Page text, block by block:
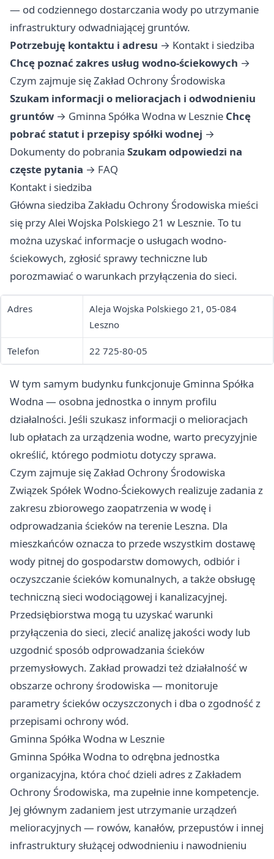
— od codziennego dostarczania wody po utrzymanie
infrastruktury odwadniającej gruntów.
Potrzebuję kontaktu i adresu → Kontakt i siedziba
Chcę poznać zakres usług wodno-ściekowych →
Czym zajmuje się Zakład Ochrony Środowiska
Szukam informacji o melioracjach i odwodnieniu
gruntów → Gminna Spółka Wodna w Lesznie Chcę
pobrać statut i przepisy spółki wodnej →
Dokumenty do pobrania Szukam odpowiedzi na
częste pytania → FAQ
Kontakt i siedziba
Główna siedziba Zakładu Ochrony Środowiska mieści
się przy Alei Wojska Polskiego 21 w Lesznie. To tu
można uzyskać informacje o usługach wodno-
ściekowych, zgłosić sprawy techniczne lub
porozmawiać o warunkach przyłączenia do sieci.
Adres
Aleja Wojska Polskiego 21, 05-084
Leszno
Telefon 22 725-80-05
W tym samym budynku funkcjonuje Gminna Spółka
Wodna — osobna jednostka o innym profilu
działalności. Jeśli szukasz informacji o melioracjach
lub opłatach za urządzenia wodne, warto precyzyjnie
określić, którego podmiotu dotyczy sprawa.
Czym zajmuje się Zakład Ochrony Środowiska
Związek Spółek Wodno-Ściekowych realizuje zadania z
zakresu zbiorowego zaopatrzenia w wodę i
odprowadzania ścieków na terenie Leszna. Dla
mieszkańców oznacza to przede wszystkim dostawę
wody pitnej do gospodarstw domowych, odbiór i
oczyszczanie ścieków komunalnych, a także obsługę
techniczną sieci wodociągowej i kanalizacyjnej.
Przedsiębiorstwa mogą tu uzyskać warunki
przyłączenia do sieci, zlecić analizę jakości wody lub
uzgodnić sposób odprowadzania ścieków
przemysłowych. Zakład prowadzi też działalność w
obszarze ochrony środowiska — monitoruje
parametry ścieków oczyszczonych i dba o zgodność z
przepisami ochrony wód.
Gminna Spółka Wodna w Lesznie
Gminna Spółka Wodna to odrębna jednostka
organizacyjna, która choć dzieli adres z Zakładem
Ochrony Środowiska, ma zupełnie inne kompetencje.
Jej głównym zadaniem jest utrzymanie urządzeń
melioracyjnych — rowów, kanałów, przepustów i innej
infrastruktury służącej odwodnieniu i nawodnieniu